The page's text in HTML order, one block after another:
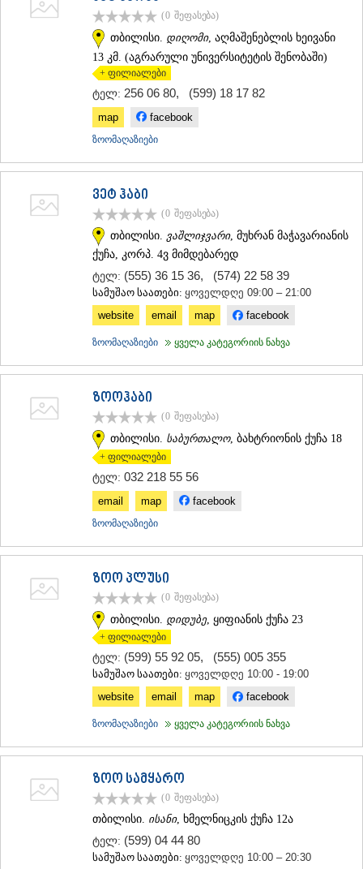
ᲢᲧᲘᲑᲣᲚᲘ
ᲓᲔᲓᲝᲤᲚᲘᲡᲬᲧᲐᲠᲝ
ᲚᲐᲒᲝᲓᲔᲮᲘ
ᲡᲐᲒᲐᲠᲔᲯᲝ
ᲛᲪᲮᲔᲗᲐ–ᲛᲗᲘᲐᲜᲔᲗᲘ
ᲡᲢᲔᲤᲐᲜᲬᲛᲘᲜᲓᲐ (ᲧᲐᲖᲑᲔᲒᲘ)
ᲒᲣᲓᲐᲣᲠᲘ
ᲠᲐᲭᲐ-ᲚᲔᲩᲮᲣᲛᲘ/ᲥᲕᲔᲛᲝ ᲡᲕᲐᲜᲔᲗᲘ
ᲐᲛᲑᲠᲝᲚᲐᲣᲠᲘ
ᲡᲐᲛᲔᲒᲠᲔᲚᲝ/ᲖᲔᲛᲝ ᲡᲕᲐᲜᲔᲗᲘ
ᲛᲔᲡᲢᲘᲐ
ᲤᲝᲗᲘ
ᲩᲮᲝᲠᲝᲬᲧᲣ
ᲡᲐᲛᲪᲮᲔ–ᲯᲐᲕᲐᲮᲔᲗᲘ
ᲐᲮᲐᲚᲥᲐᲚᲐᲥᲘ
ᲐᲮᲐᲚᲪᲘᲮᲔ
ᲜᲘᲜᲝᲬᲛᲘᲜᲓᲐ
ᲐᲑᲐᲡᲗᲣᲛᲐᲜᲘ
ᲥᲕᲔᲛᲝ ᲥᲐᲠᲗᲚᲘ
(0 შეფასება)
თბილისი. დიღომი, აღმაშენებლის ხეივანი
13 კმ. (აგრარული უნივერსიტეტის შენობაში)
+ ფილიალები
ტელ: 256 06 80, (599) 18 17 82
map facebook
ზოომაღაზიები
ვეტ ჰაბი
(0 შეფასება)
თბილისი. ვაშლიჯვარი, მუხრან მაჭავარიანის
ქუჩა, კორპ. 4ვ მიმდებარედ
ტელ: (555) 36 15 36, (574) 22 58 39
სამუშაო საათები: ყოველდღე 09:00 – 21:00
website
email map facebook
ზოომაღაზიები ყველა კატეგორიის ნახვა
ზოოჰაბი
(0 შეფასება)
თბილისი. საბურთალო, ბახტრიონის ქუჩა 18
+ ფილიალები
ტელ: 032 218 55 56
email map facebook
ზოომაღაზიები
ზოო პლუსი
(0 შეფასება)
თბილისი. დიდუბე , ყიფიანის ქუჩა 23
+ ფილიალები
ტელ: (599) 55 92 05, (555) 005 355
სამუშაო საათები: ყოველდღე 10:00 - 19:00
website
email map facebook
ზოომაღაზიები ყველა კატეგორიის ნახვა
ზოო სამყარო
(0 შეფასება)
თბილისი. ისანი, ხმელნიცკის ქუჩა 12ა
ტელ: (599) 04 44 80
სამუშაო საათები: ყოველდღე 10:00 – 20:30